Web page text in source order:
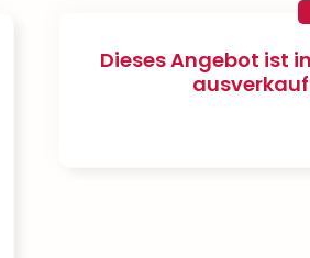
Dieses Angebot ist